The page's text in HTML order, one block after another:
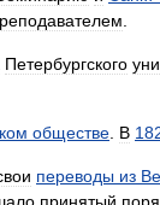
Петербургского
обществе В
переводы из
принятый